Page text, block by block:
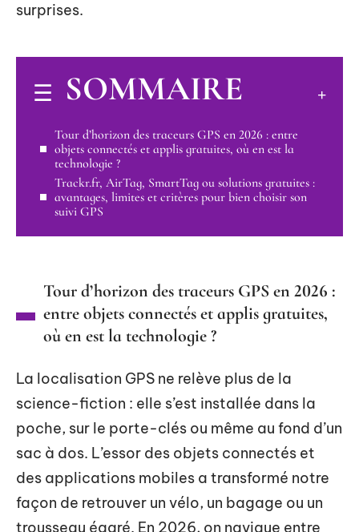
surprises.
SOMMAIRE
Tour d’horizon des traceurs GPS en 2026 : entre
objets connectés et applis gratuites, où en est la
technologie ?
Trackr.fr, AirTag, SmartTag ou solutions gratuites :
avantages, limites et critères pour bien choisir son
suivi GPS
Tour d’horizon des traceurs GPS en 2026 :
entre objets connectés et applis gratuites,
où en est la technologie ?
La localisation GPS ne relève plus de la
science-fiction : elle s’est installée dans la
poche, sur le porte-clés ou même au fond d’un
sac à dos. L’essor des objets connectés et
des applications mobiles a transformé notre
façon de retrouver un vélo, un bagage ou un
trousseau égaré. En 2026, on navigue entre